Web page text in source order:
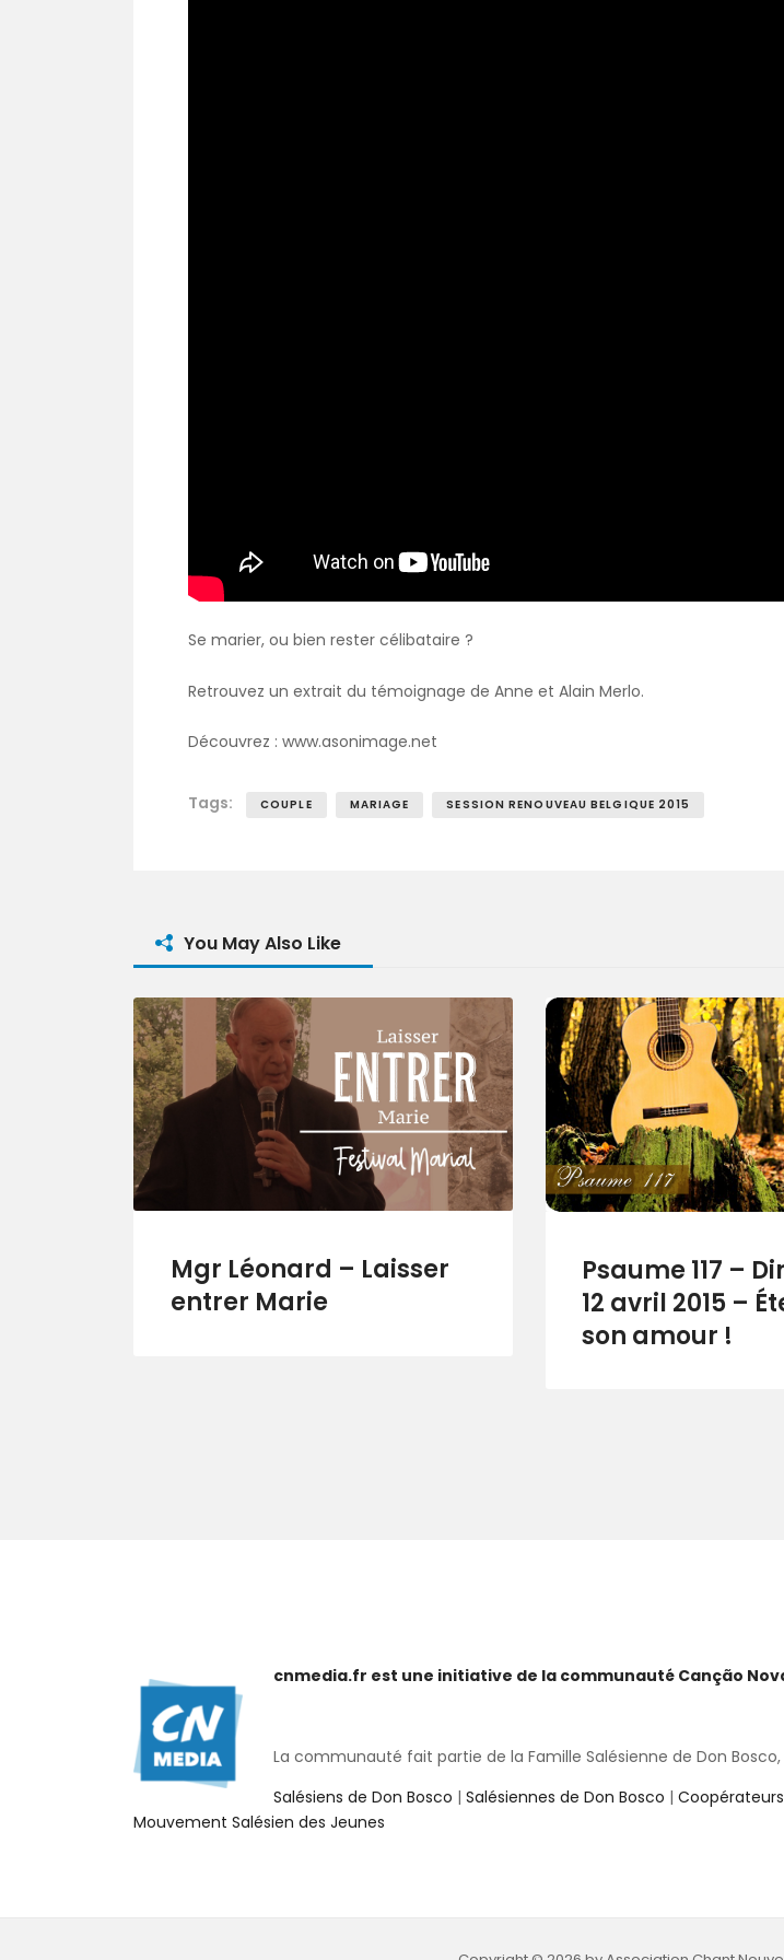
Se marier, ou bien rester célibataire ?
Retrouvez un extrait du témoignage de Anne et Alain Merlo.
Découvrez : www.asonimage.net
Tags: COUPLE MARIAGE SESSION RENOUVEAU BELGIQUE 2015
You May Also Like
Mgr Léonard – Laisser
entrer Marie
Psaume 117 –
12 avril 2015 –
son amour !
cnmedia.fr est une initiative de la communauté Canção
La communauté fait partie de la Famille Salésienne de Don Bosco,
Salésiens de Don Bosco | Salésiennes de Don Bosco |
Mouvement Salésien des Jeunes